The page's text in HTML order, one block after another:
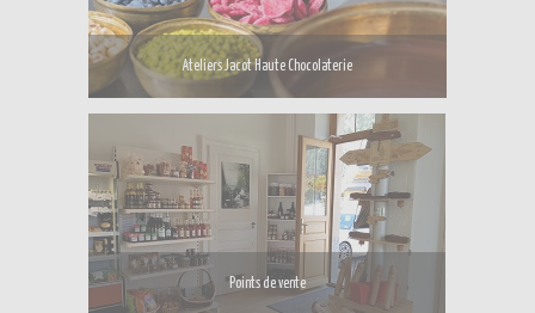
Ateliers Jacot Haute Chocolaterie
Points de vente